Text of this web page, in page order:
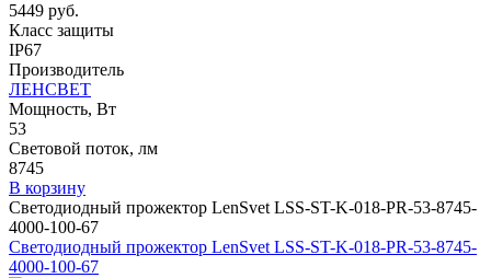
5449 руб.
Класс защиты
IP67
Производитель
ЛЕНСВЕТ
Мощность, Вт
53
Световой поток, лм
8745
В корзину
Светодиодный прожектор LenSvet LSS-ST-K-018-PR-53-8745-
4000-100-67
Светодиодный прожектор LenSvet LSS-ST-K-018-PR-53-8745-
4000-100-67